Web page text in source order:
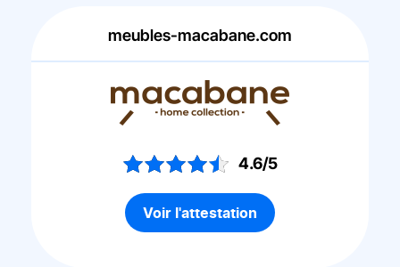
meubles-macabane.com
4.6/5
Voir l'attestation